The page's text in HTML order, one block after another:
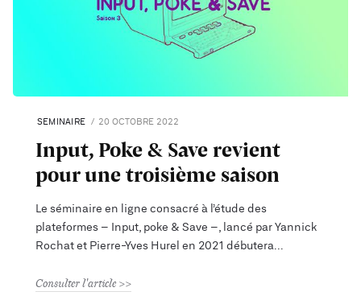
SEMINAIRE 20 OCTOBRE 2022
Input, Poke & Save revient
pour une troisième saison
Le séminaire en ligne consacré à l’étude des
plateformes – Input, poke & Save –, lancé par Yannick
Rochat et Pierre-Yves Hurel en 2021 débutera
Consulter l'article